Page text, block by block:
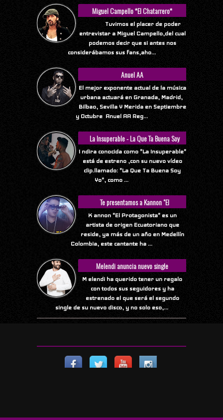
Miguel Campello *El Chatarrero*
Tuvimos el placer de poder
entrevistar a Miguel Campello,del cual
podemos decir que si antes nos
considerábamos sus fans,aho...
Anuel AA
El mejor exponente actual de la música
urbana actuará en Granada, Madrid,
Bilbao, Sevilla Y Merida en Septiembre
y Octubre Anuel AA Reg...
La Insuperable - La Que Ta Buena Soy
Yo
I ndira conocida como "La Insuperable"
está de estreno ,con su nuevo vídeo
clip.llamado: "La Que Ta Buena Soy
Yo", como ...
Te presentamos a Kannon "El
Protagonista"
K annon "El Protagonista" es un
artista de origen Ecuatoriano que
reside, ya más de un año en Medellín
Colombia, este cantante ha ...
Melendi anuncia nuevo single
M elendi ha querido tener un regalo
con todos sus seguidores y ha
estrenado el que será el segundo
single de su nuevo disco, y no solo eso,...